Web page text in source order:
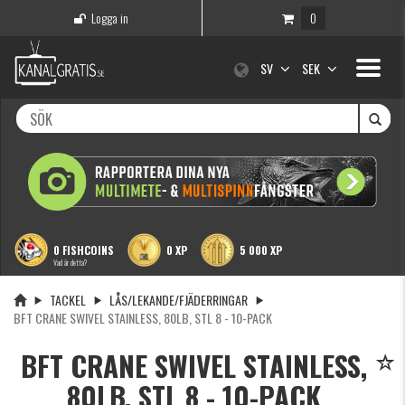
Logga in 0
Toggle
SV SEK
0 FISHCOINS
Vad är detta?
0 XP 5 000 XP
TACKEL
LÅS/LEKANDE/FJÄDERRINGAR
BFT CRANE SWIVEL STAINLESS, 80LB, STL 8 - 10-PACK
BFT CRANE SWIVEL STAINLESS,
80LB, STL 8 - 10-PACK